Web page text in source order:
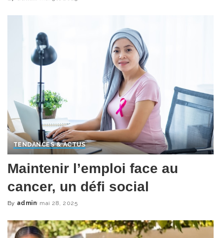
Posted
TENDANCES & ACTUS
Maintenir l’emploi face au
cancer, un défi social
Posted
By admin mai 28, 2025